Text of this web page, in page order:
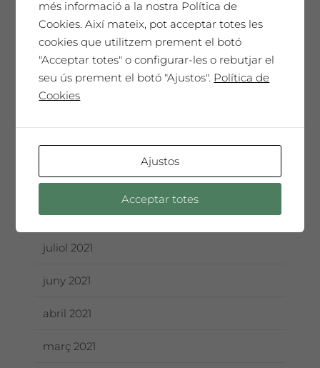
juliol 2022
juny 2022
maig 2022
octubre 2021
setembre 2021
agost 2021
juliol 2021
juny 2021
abril 2021
març 2021
més informació a la nostra Política de
Cookies. Així mateix, pot acceptar totes les
cookies que utilitzem prement el botó
"Acceptar totes" o configurar-les o rebutjar el
seu ús prement el botó "Ajustos". Política de
Cookies
Ajustos
Acceptar totes